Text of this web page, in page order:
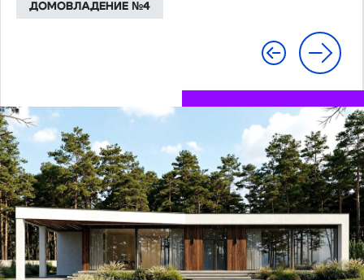
ДОМОВЛАДЕНИЕ №4